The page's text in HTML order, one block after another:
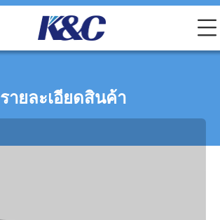
รายละเอียดสินค้า